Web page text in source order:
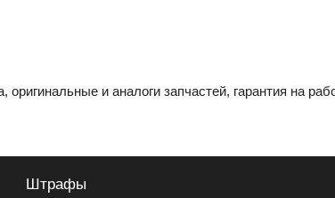
и аналоги запчастей, гарантия на
Штрафы